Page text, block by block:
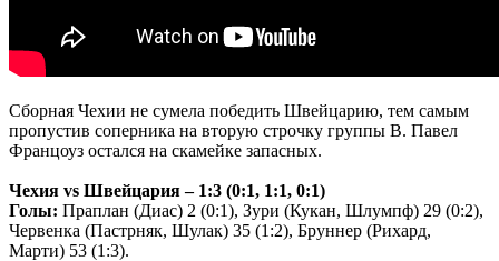
Сборная Чехии не сумела победить Швейцарию, тем самым
пропустив соперника на вторую строчку группы В. Павел
Францоуз остался на скамейке запасных.
Чехия vs Швейцария – 1:3 (0:1, 1:1, 0:1)
Голы: Праплан (Диас) 2 (0:1), Зури (Кукан, Шлумпф) 29 (0:2),
Червенка (Пастрняк, Шулак) 35 (1:2), Бруннер (Рихард,
Марти) 53 (1:3).